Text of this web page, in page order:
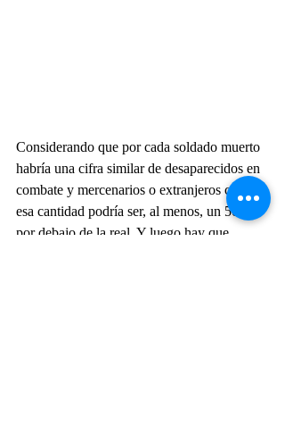
Considerando que por cada soldado muerto
habría una cifra similar de desaparecidos en
combate y mercenarios o extranjeros caídos,
esa cantidad podría ser, al menos, un 50%
por debajo de la real. Y luego hay que